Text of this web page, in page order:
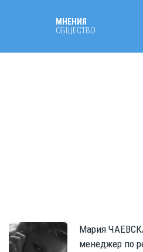
МНЕНИЯ
ОБЩЕСТВО
Мария
менеджер по